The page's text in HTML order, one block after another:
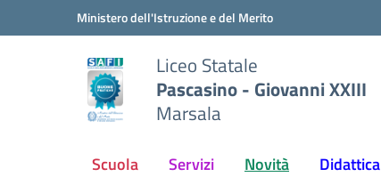
Vai ai contenuti
Vai al menu di navigazioneMinistero dell'Istruzione e del Merito
Liceo Statale
Pascasino - Giovanni XXIII
Marsala
Scuola Servizi Novità Didattica